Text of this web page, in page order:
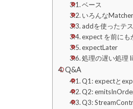
ベース
いろんなMatcher
addを使ったテ
expect を前にも
expectLater
処理の遅い処理
Q&A
Q1: expectと
Q2:
Q3: